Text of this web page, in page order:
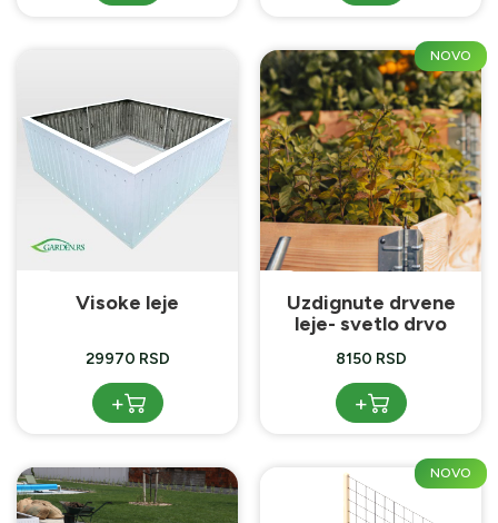
Visoke leje
29970 RSD
+
NOVO
Uzdignute drvene
leje- svetlo drvo
8150 RSD
+
NOVO